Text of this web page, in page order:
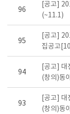
96
[공고]
(~11.1)
95
[공고]
집공고
94
[공고] 대
(창의)동
93
[공고] 대
(창의)동